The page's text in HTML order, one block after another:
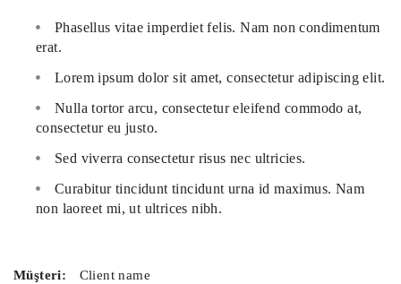
Phasellus vitae imperdiet felis. Nam non condimentum
erat.
Lorem ipsum dolor sit amet, consectetur adipiscing elit.
Nulla tortor arcu, consectetur eleifend commodo at,
consectetur eu justo.
Sed viverra consectetur risus nec ultricies.
Curabitur tincidunt tincidunt urna id maximus. Nam
non laoreet mi, ut ultrices nibh.
Müşteri:
Client name